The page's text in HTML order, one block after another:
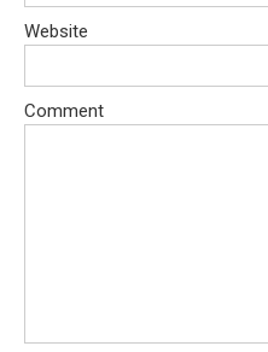
Website
Comment